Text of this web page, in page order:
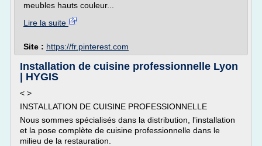
meubles hauts couleur...
Lire la suite
Site : https://fr.pinterest.com
Installation de cuisine professionnelle Lyon
| HYGIS
< >
INSTALLATION DE CUISINE PROFESSIONNELLE
Nous sommes spécialisés dans la distribution, l'installation
et la pose complète de cuisine professionnelle dans le
milieu de la restauration.